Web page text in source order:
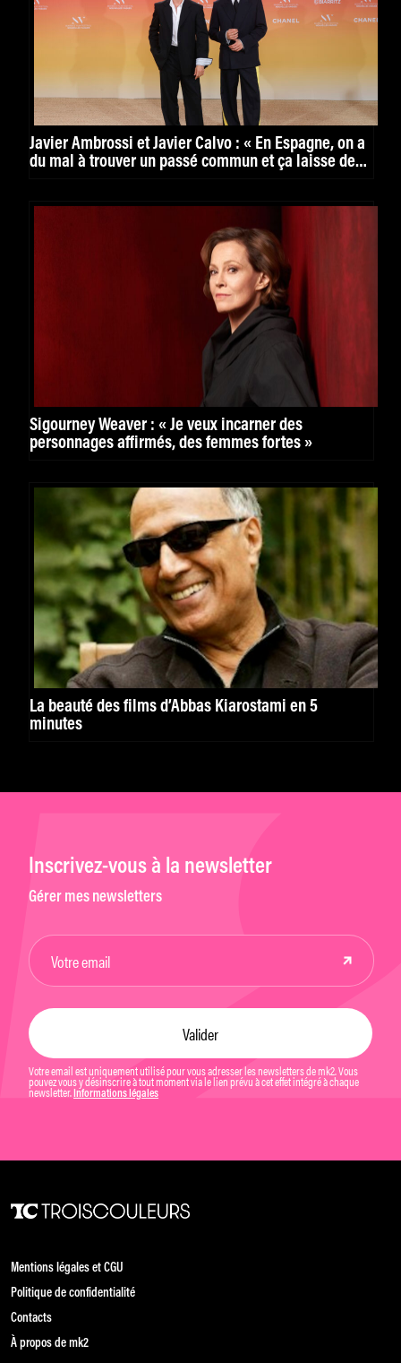
Javier Ambrossi et Javier Calvo : « En Espagne, on a
du mal à trouver un passé commun et ça laisse des
Sigourney Weaver : « Je veux incarner des
personnages affirmés, des femmes fortes »
La beauté des films d’Abbas Kiarostami en 5
minutes
Inscrivez-vous à la newsletter
Gérer mes newsletters
Votre email est uniquement utilisé pour vous adresser les newsletters de mk2. Vous
pouvez vous y désinscrire à tout moment via le lien prévu à cet effet intégré à chaque
newsletter. Informations légales
Mentions légales et CGU
Politique de confidentialité
Contacts
À propos de mk2